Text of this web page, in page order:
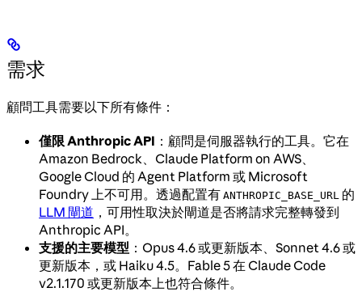
需求
顧問工具需要以下所有條件：
僅限 Anthropic API ：顧問是伺服器執行的工具。它在
Amazon Bedrock、Claude Platform on AWS、
Google Cloud 的 Agent Platform 或 Microsoft
Foundry 上不可用。透過配置有 ANTHROPIC_BASE_URL 的
LLM 閘道 ，可用性取決於閘道是否將請求完整轉發到
Anthropic API。
支援的主要模型 ：Opus 4.6 或更新版本、Sonnet 4.6 或
更新版本，或 Haiku 4.5。Fable 5 在 Claude Code
v2.1.170 或更新版本上也符合條件。